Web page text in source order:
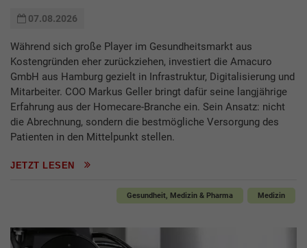
07.08.2026
Während sich große Player im Gesundheitsmarkt aus
Kostengründen eher zurückziehen, investiert die Amacuro
GmbH aus Hamburg gezielt in Infrastruktur, Digitalisierung und
Mitarbeiter. COO Markus Geller bringt dafür seine langjährige
Erfahrung aus der Homecare-Branche ein. Sein Ansatz: nicht
die Abrechnung, sondern die bestmögliche Versorgung des
Patienten in den Mittelpunkt stellen.
JETZT LESEN
Gesundheit, Medizin & Pharma Medizin